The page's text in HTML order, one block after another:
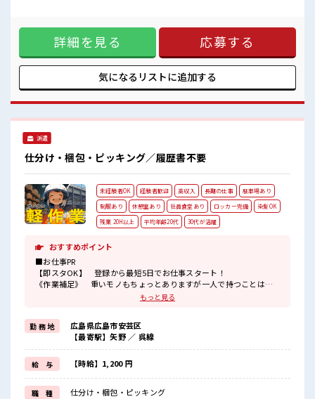
休憩室・鍵付きロッカー完備！
荷物が多くてもあんしん☆
さらに1食470円でお弁当が注文できる！
お財布にやさしいですね♪
動きやすい制服・安全靴が貸与！
事前準備なしOK☆
#ryo
しい高時給*》 高時給1700円×残業多めだから稼げる★ 頑張
った分しっかり返ってくるのでヤリガイ抜群！ 《未経験
OK*》 初めての方も大カンゲイ！ 2週間ほどは教育担当とし
て社員が1名つきます！ 分からないことがあればすぐに聞ける
環境です！ お金を稼ぎながらスキルアップもできちゃいます
☆ このチャンスお見逃しなく！ ■職場の雰囲気 ≪10代～30
もあんしん☆ さらに1食470円でお弁当が注文できる！ お財布
にやさしいですね♪ 動きやすい制服・安全靴が貸与！ 事前準
詳細を見る 応募する
気になるリストに追加する
派遣
仕分け・梱包・ピッキング／履歴書不要
未経験者OK 経験者歓迎 高収入 長期の仕事
駐車場あり
制服あり
休憩室あり 社員食堂あり ロッカー完備
染髪OK
残業 20H以上
平均年齢20代 30代が活躍
おすすめポイント
■お仕事PR
【即スタOK】 登録から最短5日でお仕事スタート！
《作業補足》 重いモノもちょっとありますが一人で持つことはな
《通勤》バイク・自転車・公共交通機関をご利用くださいネ！
通勤交通費も支給されます！
お弁当を数種類から選んで注文OK♪
ユニフォームの貸し出しがあるのもうれしいpoint☆
コンビニが近くにありベンリ！
とりあえずの応募も大カンゲイ！
気になった方はお気軽にご応募くださいネ★
もっと見る
勤 務 地
広島県広島市安芸区
【最寄駅】矢野 ／ 呉線
給 与 【時給】1,200 円
職 種 仕分け・梱包・ピッキング